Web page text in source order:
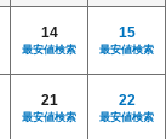
14
最安値検索
15
最安値検索
21
最安値検索
22
最安値検索